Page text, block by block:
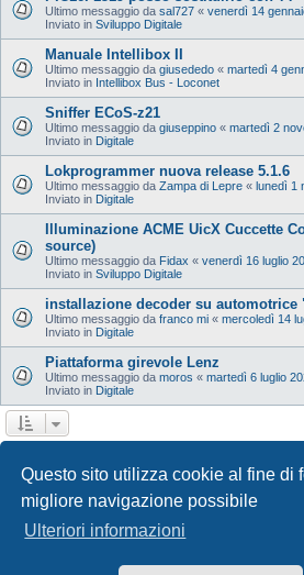
Questo sito utilizza cookie al fine di
migliore navigazione possibile
Ulteriori informazioni
Ultimo messaggio da sal727 « venerdì 14
Inviato in Sviluppo Digitale
Manuale Intellibox II
Ultimo messaggio da giusededo « martedì 4
Inviato in Intellibox Bus - Loconet
Sniffer ECoS-z21
Ultimo messaggio da giuseppino « martedì 2
Inviato in Digitale
Lokprogrammer nuova release 5.1.6
Ultimo messaggio da Zampa di Lepre « lunedì 1
Inviato in Digitale
Illuminazione ACME UicX Cuccette
source)
Ultimo messaggio da Fidax « venerdì 16 luglio
Inviato in Sviluppo Digitale
installazione decoder su automotrice
Ultimo messaggio da franco mi « mercoledì 14
Inviato in Digitale
Piattaforma girevole Lenz
Ultimo messaggio da moros « martedì 6 luglio
Inviato in Digitale
Indice
GTA game